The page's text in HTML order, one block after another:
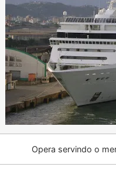
Opera servindo o